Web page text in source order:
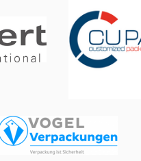
für Folienabzug;
für Chargennummer, Datum,
Maschine: max.
Minute; Beutelgröße: L(40-
Folienabzug für längere
2,4kW; benötigte Druckluft:
0,6m³/min;
Gewicht: 450kg.